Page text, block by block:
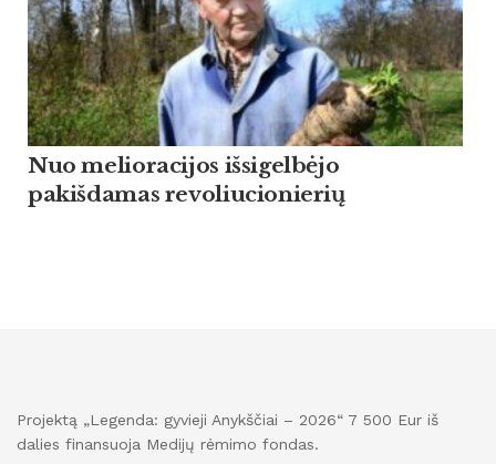
Nuo melioracijos išsigelbėjo
pakišdamas revoliucionierių
Projektą „Legenda: gyvieji Anykščiai – 2026“ 7 500 Eur iš
dalies finansuoja Medijų rėmimo fondas.